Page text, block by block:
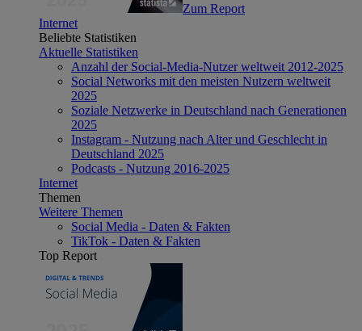
Zum Report
Internet
Beliebte Statistiken
Aktuelle Statistiken
Anzahl der Social-Media-Nutzer weltweit 2012-2025
Social Networks mit den meisten Nutzern weltweit
2025
Soziale Netzwerke in Deutschland nach Generationen
2025
Instagram - Nutzung nach Alter und Geschlecht in
Deutschland 2025
Podcasts - Nutzung 2016-2025
Internet
Themen
Weitere Themen
Social Media - Daten & Fakten
TikTok - Daten & Fakten
Top Report